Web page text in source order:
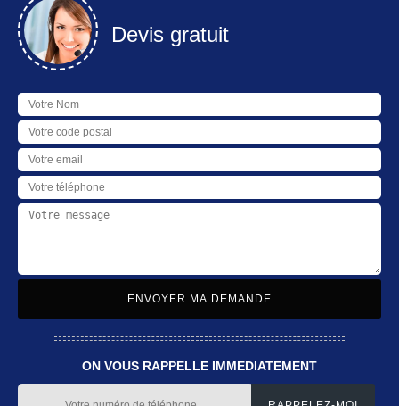
Devis gratuit
ON VOUS RAPPELLE IMMEDIATEMENT